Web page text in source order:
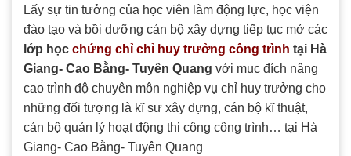
Lấy sự tin tưởng của học viên làm động lực, học viện
đào tạo và bồi dưỡng cán bộ xây dựng tiếp tục mở các
lớp học chứng chỉ chỉ huy trưởng công trình tại Hà
Giang- Cao Bằng- Tuyên Quang với mục đích nâng
cao trình độ chuyên môn nghiệp vụ chỉ huy trưởng cho
những đối tượng là kĩ sư xây dựng, cán bộ kĩ thuật,
cán bộ quản lý hoạt động thi công công trình… tại Hà
Giang- Cao Bằng- Tuyên Quang